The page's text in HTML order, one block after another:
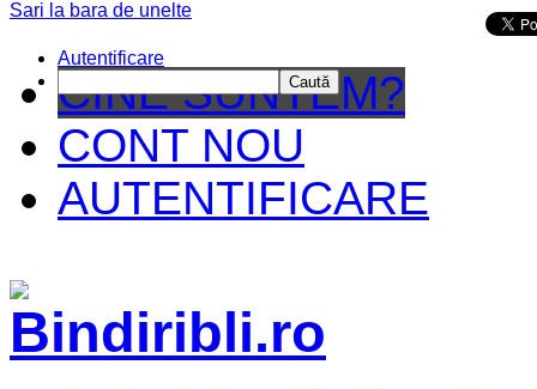
CINE SUNTEM?
CONT NOU
AUTENTIFICARE
Sari la bara de unelte
Autentificare
Caută